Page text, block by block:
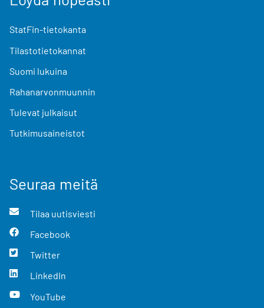
StatFin-tietokanta
Tilastotietokannat
Suomi lukuina
Rahanarvonmuunnin
Tulevat julkaisut
Tutkimusaineistot
Seuraa meitä
Tilaa uutisviesti
Facebook
Twitter
LinkedIn
YouTube